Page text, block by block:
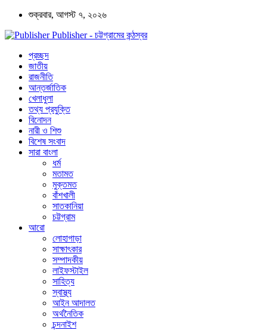
শুক্রবার, আগস্ট ৭, ২০২৬
Publisher - চট্টগ্রামের কন্ঠস্বর
প্রচ্ছদ
জাতীয়
রাজনীতি
আন্তর্জাতিক
খেলাধুলা
তথ্য প্রযুক্তি
বিনোদন
নারী ও শিশু
বিশেষ সংবাদ
সারা বাংলা
ধর্ম
মতামত
মুক্তমত
বাঁশখালী
সাতকানিয়া
চট্টগ্রাম
আরো
লোহাগাড়া
সাক্ষাৎকার
সম্পাদকীয়
লাইফস্টাইল
সাহিত্য
স্বাস্থ্য
আইন আদালত
অর্থনৈতিক
চন্দনাইশ